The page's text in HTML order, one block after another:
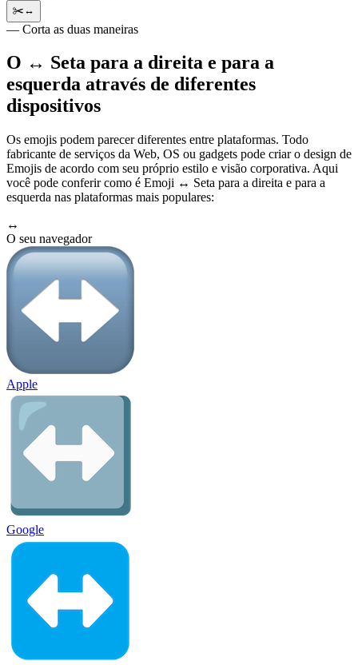
✂️↔️
— Corta as duas maneiras
O ↔️ Seta para a direita e para a
esquerda através de diferentes
dispositivos
Os emojis podem parecer diferentes entre plataformas. Todo
fabricante de serviços da Web, OS ou gadgets pode criar o design de
Emojis de acordo com seu próprio estilo e visão corporativa. Aqui
você pode conferir como é Emoji ↔️ Seta para a direita e para a
esquerda nas plataformas mais populares:
↔️
O seu navegador
Apple
Google